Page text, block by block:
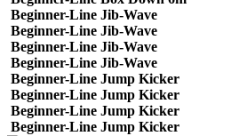
Beginner-Line Jib-Wave
Beginner-Line Jib-Wave
Beginner-Line Jib-Wave
Beginner-Line Jib-Wave
Beginner-Line Jump Kicker
Beginner-Line Jump Kicker
Beginner-Line Jump Kicker
Beginner-Line Jump Kicker